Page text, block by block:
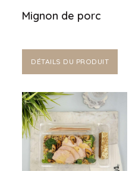
Mignon de porc
DÉTAILS DU PRODUIT